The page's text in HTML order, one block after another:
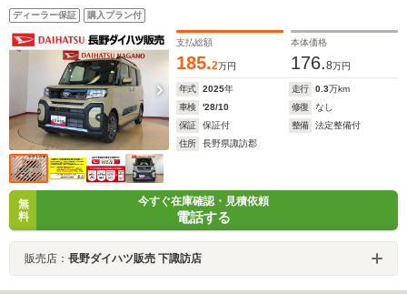
ディーラー保証 購入プラン付
支払総額
185.2万円
本体価格
176.8万円
年式 2025年 走行 0.3万km
車検
'28/10 修復
なし
保証
保証付 整備
法定整備付
住所
長野県諏訪郡
無
料
今すぐ在庫確認・見積依頼
電話する
販売店： 長野ダイハツ販売 下諏訪店